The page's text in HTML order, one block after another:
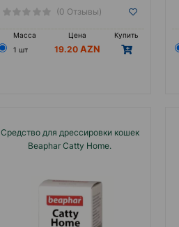
(0 Отзывы)
Масса Цена
Купить
1 шт
19.20
Средство для дрессировки кошек
Beaphar Catty Home.